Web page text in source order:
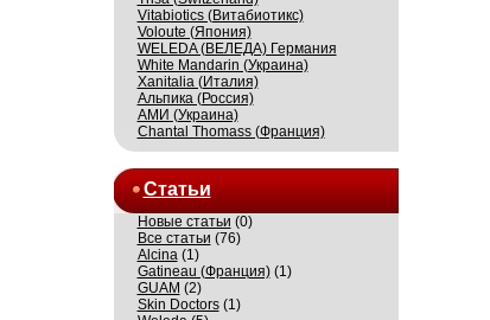
Vitabiotics (Витабиотикс)
Voloute (Япония)
WELEDA (ВЕЛЕДА) Германия
White Mandarin (Украина)
Xanitalia (Италия)
Альпика (Россия)
АМИ (Украина)
Сhantal Thomass (Франция)
Статьи
Новые статьи (0)
Все статьи (76)
Alcina(1)
Gatineau (Франция)(1)
GUAM (2)
Skin Doctors(1)